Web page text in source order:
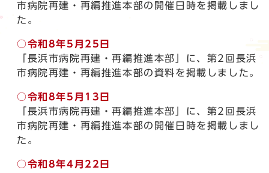
市病院再建・再編推進本部の開催日時を掲載しまし
た。
○令和8年5月25日
「長浜市病院再建・再編推進本部」に、第2回長浜
市病院再建・再編推進本部の資料を掲載しました。
○令和8年5月13日
「長浜市病院再建・再編推進本部」に、第2回長浜
市病院再建・再編推進本部の開催日時を掲載しまし
た。
○令和8年4月22日